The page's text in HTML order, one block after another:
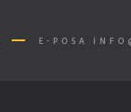
E-POSA